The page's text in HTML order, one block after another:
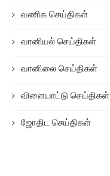
வணிக செய்திகள்
வானியல் செய்திகள்
வானிலை செய்திகள்
விளையாட்டு செய்திகள்
ஜோதிட செய்திகள்